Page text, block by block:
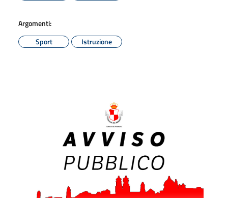
Argomenti:
Sport
Istruzione